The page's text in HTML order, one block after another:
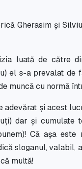
Gherasim și
luată de către
el s-a prevalat de
muncă cu normă
adevărat și acest
dar și
Că așa
sloganul,
multă!